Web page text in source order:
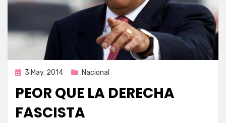
Publicada
3 May, 2014 Nacional
PEOR QUE LA DERECHA
FASCISTA